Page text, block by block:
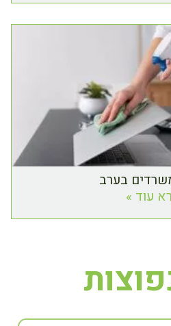
משרדים בערב
עוד »